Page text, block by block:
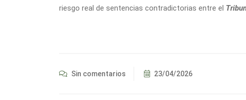
riesgo real de sentencias contradictorias entre el
Sin comentarios 23/04/2026